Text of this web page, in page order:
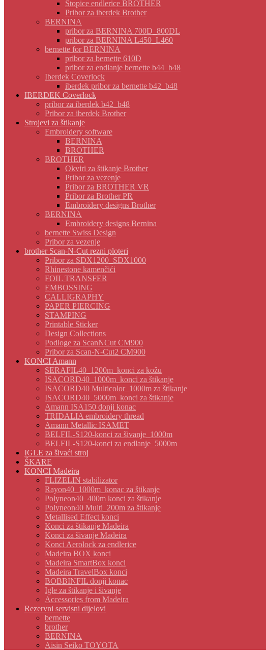
Stopice endlerice BROTHER
Pribor za iberdek Brother
BERNINA
pribor za BERNINA 700D_800DL
pribor za BERNINA L450_L460
bernette for BERNINA
pribor za bernette 610D
pribor za endlanje bernette b44_b48
Iberdek Coverlock
iberdek pribor za bernette b42_b48
IBERDEK Coverlock
pribor za iberdek b42_b48
Pribor za iberdek Brother
Strojevi za štikanje
Embroidery software
BERNINA
BROTHER
BROTHER
Okviri za štikanje Brother
Pribor za vezenje
Pribor za BROTHER VR
Pribor za Brother PR
Embroidery designs Brother
BERNINA
Embroidery designs Bernina
bernette Swiss Design
Pribor za vezenje
brother Scan-N-Cut rezni ploteri
Pribor za SDX1200_SDX1000
Rhinestone kamenčići
FOIL TRANSFER
EMBOSSING
CALLIGRAPHY
PAPER PIERCING
STAMPING
Printable Sticker
Design Collections
Podloge za ScanNCut CM900
Pribor za Scan-N-Cut2 CM900
KONCI Amann
SERAFIL40_1200m_konci za kožu
ISACORD40_1000m_konci za štikanje
ISACORD40 Multicolor_1000m za štikanje
ISACORD40_5000m_konci za štikanje
Amann ISA150 donji konac
TRIDALIA embroidery thread
Amann Metallic ISAMET
BELFIL-S120-konci za šivanje_1000m
BELFIL-S120-konci za endlanje_5000m
IGLE za šivaći stroj
ŠKARE
KONCI Madeira
FLIZELIN stabilizator
Rayon40_1000m_konac za štikanje
Polyneon40_400m konci za štikanje
Polyneon40 Multi_200m za štikanje
Metallised Effect konci
Konci za štikanje Madeira
Konci za šivanje Madeira
Konci Aerolock za endlerice
Madeira BOX konci
Madeira SmartBox konci
Madeira TravelBox konci
BOBBINFIL donji konac
Igle za štikanje i šivanje
Accessories from Madeira
Rezervni servisni dijelovi
bernette
brother
BERNINA
Aisin Seiko TOYOTA